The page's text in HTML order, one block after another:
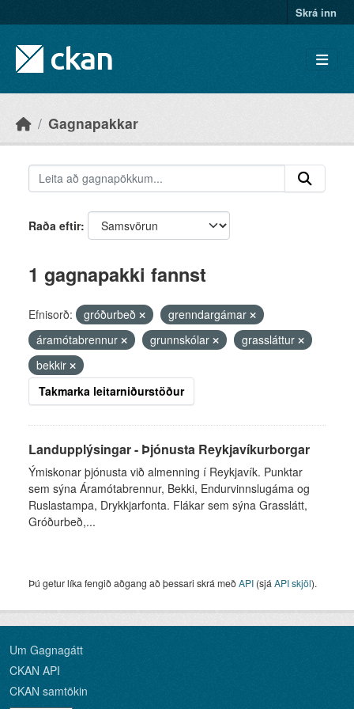
Skrá inn
Gagnapakkar
Raða eftir
1 gagnapakki fannst
Efnisorð: gróðurbeð
grenndargámar
áramótabrennur
grunnskólar
grassláttur
bekkir
Takmarka leitarniðurstöður
Landupplýsingar - Þjónusta Reykjavíkurborgar
Ýmiskonar þjónusta við almenning í Reykjavík. Punktar
sem sýna Áramótabrennur, Bekki, Endurvinnslugáma og
Ruslastampa, Drykkjarfonta. Flákar sem sýna Grasslátt,
Gróðurbeð,...
Þú getur líka fengið aðgang að þessari skrá meðAPI (sjá API skjöl).
Um Gagnagátt
CKAN API
CKAN samtökin